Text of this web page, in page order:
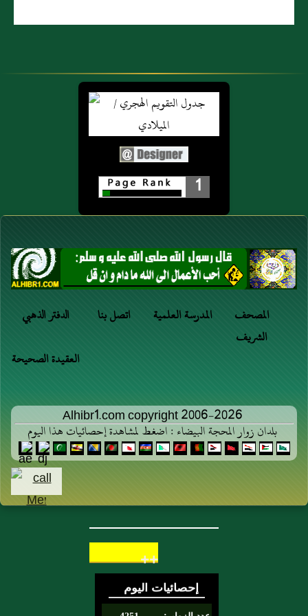
الصُّبْحَ فإنّها
1
الدفتر الذهبي اتصل بنا المدرسة العلمية
المصحف
الشريف
العقيدة الصحيحة
Alhibr1.com copyright 2006-2026
بلدان زوار المحجة البيضاء : اضغط لمشاهدة إحصائيات هذا اليوم
++